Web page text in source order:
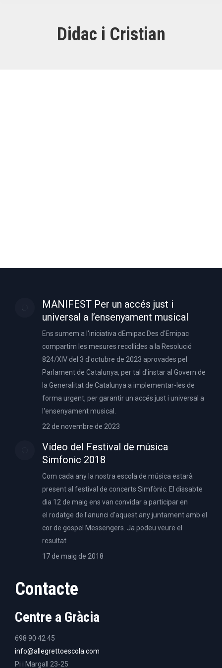
Didac i Cristian
MANIFEST Per un accés just i
universal a l’ensenyament musical
Ens sumem a l'iniciativa dEmipac Des d'Emipac
compartim les mesures recollides a la Resolució
824/XIV del 3 d'octubre de 2023 aprovades pel
Parlament de Catalunya, per tal d'instar al Govern de
la Generalitat de Catalunya a implementar-les de
forma urgent, per garantir un accés just i universal a
l'ensenyament musical.
22 de novembre de 2023
Video del Festival de música
Simfonic 2018
Com cada any la nostra escola de música estarà
present al festival de concerts Simfònic. El dissabte
dia 12 de maig ens van convidar a participar en
el rodatge de l'anunci d'aquest any juntament amb el
cor de gospel Messengers. Ja podeu veure el
resultat.
17 de maig de 2018
Contacte
Centre a Gràcia
698 90 42 45
info@allegrettoescola.com
Pi i Margall 23-25